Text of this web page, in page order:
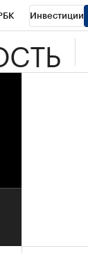
Инвестиции
Школа